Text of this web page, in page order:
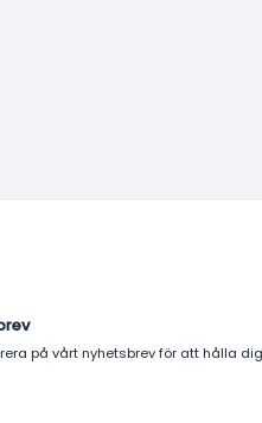
på vårt nyhetsbrev för att hålla